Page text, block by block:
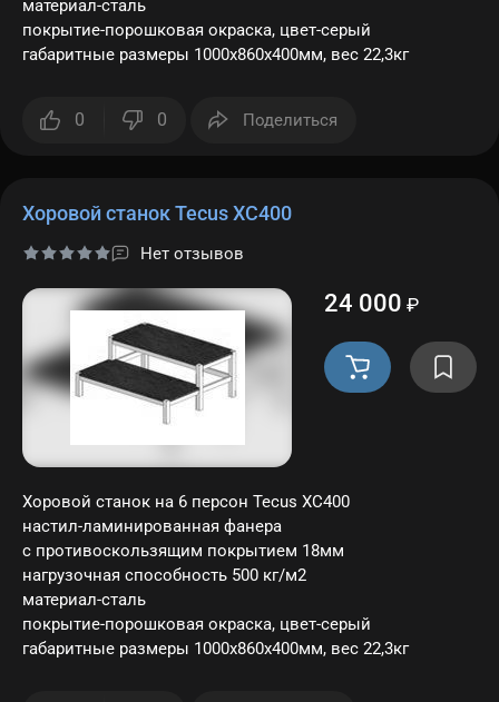
материал-сталь
покрытие-порошковая окраска, цвет-серый
габаритные размеры 1000х860х400мм, вес 22,3кг
0 0 Поделиться
Хоровой станок Tecus ХС400
Нет отзывов
24 000 ₽
Хоровой станок на 6 персон Tecus ХС400
настил-ламинированная фанера
с противоскользящим покрытием 18мм
нагрузочная способность 500 кг/м2
материал-сталь
покрытие-порошковая окраска, цвет-серый
габаритные размеры 1000х860х400мм, вес 22,3кг